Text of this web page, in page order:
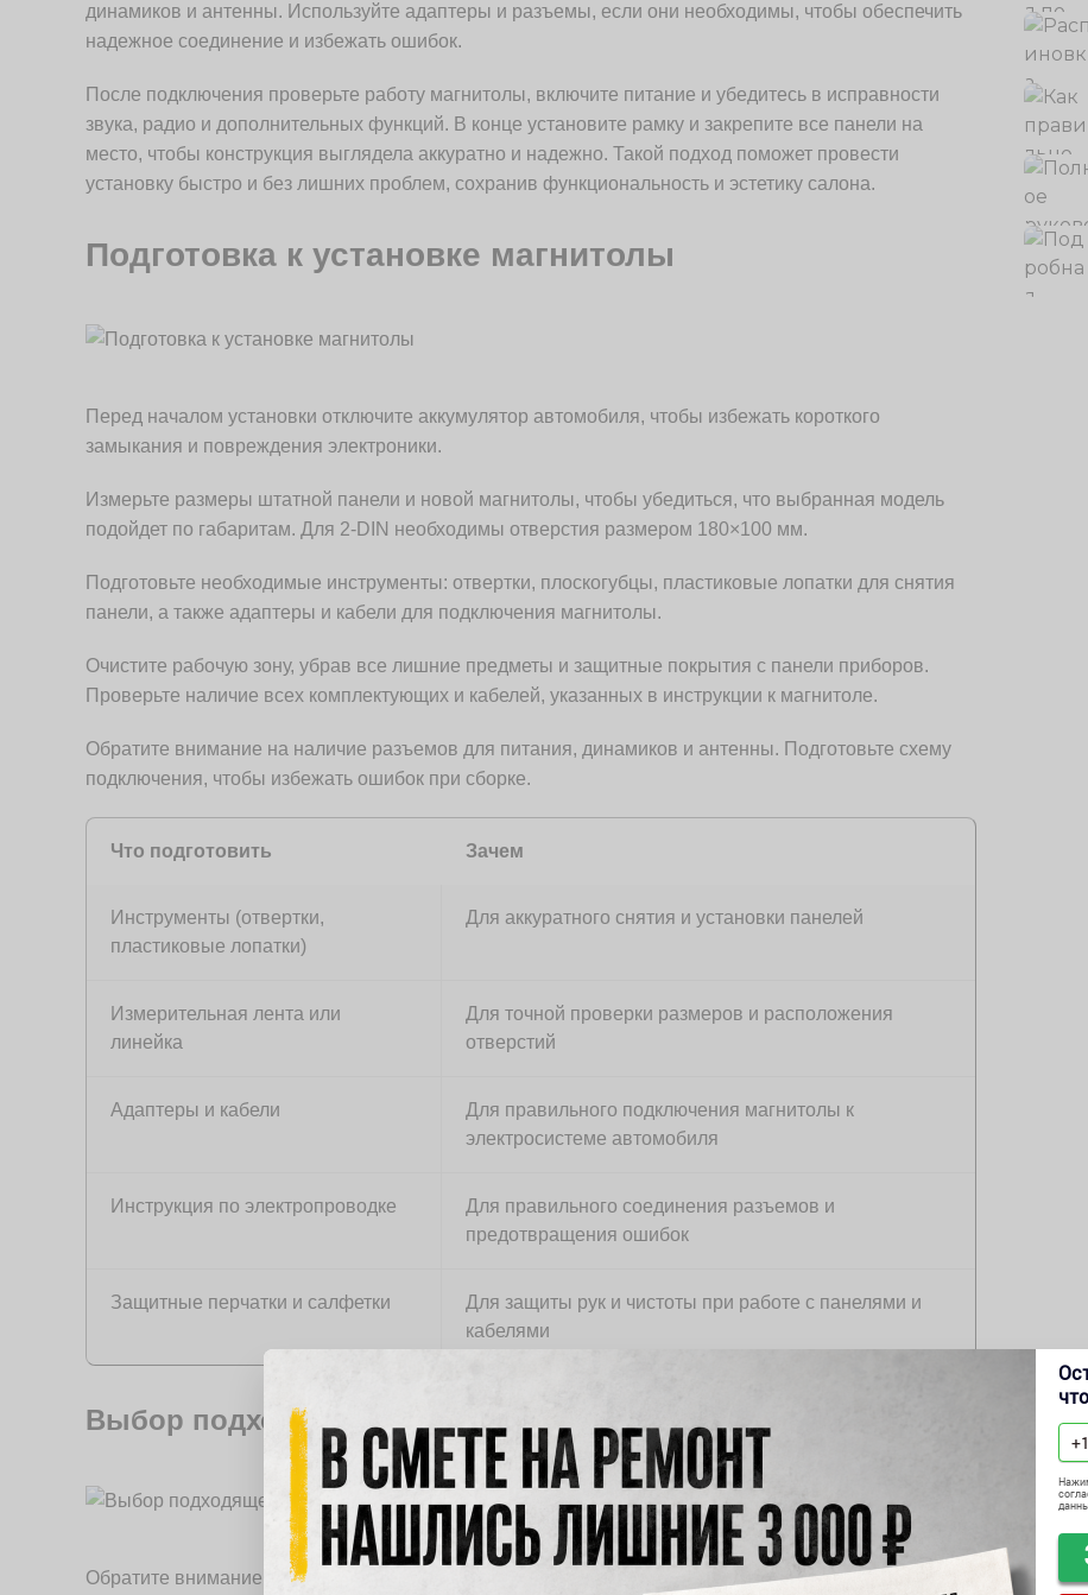
динамиков и антенны. Используйте адаптеры и разъемы, если они необходимы, чтобы обеспечить
надежное соединение и избежать ошибок.
После подключения проверьте работу магнитолы, включите питание и убедитесь в исправности
звука, радио и дополнительных функций. В конце установите рамку и закрепите все панели на
место, чтобы конструкция выглядела аккуратно и надежно. Такой подход поможет провести
установку быстро и без лишних проблем, сохранив функциональность и эстетику салона.
Подготовка к установке магнитолы
Перед началом установки отключите аккумулятор автомобиля, чтобы избежать короткого
замыкания и повреждения электроники.
Измерьте размеры штатной панели и новой магнитолы, чтобы убедиться, что выбранная модель
подойдет по габаритам. Для 2-DIN необходимы отверстия размером 180×100 мм.
Подготовьте необходимые инструменты: отвертки, плоскогубцы, пластиковые лопатки для снятия
панели, а также адаптеры и кабели для подключения магнитолы.
Очистите рабочую зону, убрав все лишние предметы и защитные покрытия с панели приборов.
Проверьте наличие всех комплектующих и кабелей, указанных в инструкции к магнитоле.
Обратите внимание на наличие разъемов для питания, динамиков и антенны. Подготовьте схему
подключения, чтобы избежать ошибок при сборке.
Что подготовить Зачем
Инструменты (отвертки,
пластиковые лопатки)
Для аккуратного снятия и установки панелей
Измерительная лента или
линейка
Для точной проверки размеров и расположения
отверстий
Адаптеры и кабели
Для правильного подключения магнитолы к
электросистеме автомобиля
Инструкция по электропроводке
Для правильного соединения разъемов и
предотвращения ошибок
Защитные перчатки и салфетки
Для защиты рук и чистоты при работе с панелями и
кабелями
Выбор подходящей магнитолы для Matiz
Обратите внимание на габариты устройства – для Matiz подойдёт именно 2 DIN, который легко